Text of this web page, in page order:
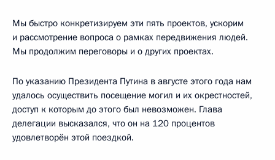
Мы быстро конкретизируем эти пять проектов, ускорим
и рассмотрение вопроса о рамках передвижения людей.
Мы продолжим переговоры и о других проектах.
По указанию Президента Путина в августе этого года нам
удалось осуществить посещение могил и их окрестностей,
доступ к которым до этого был невозможен. Глава
делегации высказался, что он на 120 процентов
удовлетворён этой поездкой.